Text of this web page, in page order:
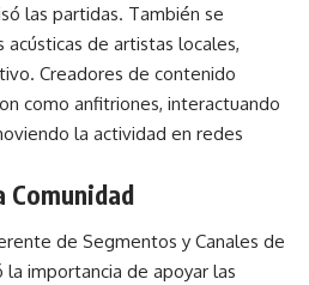
las partidas. También se
de artistas locales,
Creadores de contenido
como anfitriones, interactuando
la actividad en redes
Comunidad
de Segmentos y Canales de
la importancia de apoyar las